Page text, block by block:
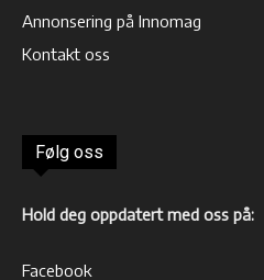
Annonsering på Innomag
Kontakt oss
Følg oss
Hold deg oppdatert med oss på:
Facebook